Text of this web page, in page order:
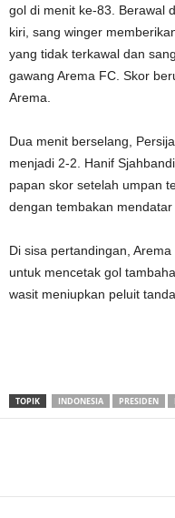
gol di menit ke-83. Berawal
kiri, sang winger
yang tidak terkawal dan
gawang Arema FC. Skor
Arema.
Dua menit berselang,
menjadi 2-2. Hanif
papan skor setelah umpan
dengan tembakan
Di sisa pertandingan,
untuk mencetak gol
wasit meniupkan peluit
TOPIK INDONESIA PRESIDEN